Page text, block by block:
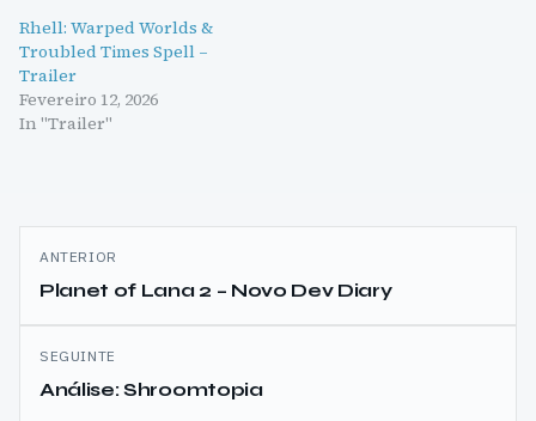
Rhell: Warped Worlds &
Troubled Times Spell –
Trailer
Fevereiro 12, 2026
In "Trailer"
Navegação
de
artigos
ANTERIOR
Planet of Lana 2 – Novo Dev Diary
SEGUINTE
Análise: Shroomtopia